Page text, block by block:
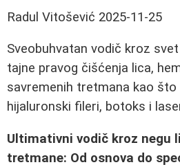
Radul Vitošević 2025-11-25
Sveobuhvatan vodič kroz
tajne pravog čišćenja lica,
savremenih tretmana kao
hijaluronski fileri, botoks i
Ultimativni vodič kroz negu
tretmane: Od osnova do